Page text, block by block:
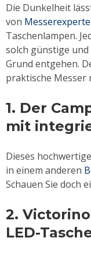
Die Dunkelheit
von
Taschenlampen.
solch günstige
Grund entgehen.
praktische Messer
1. Der
mit
Dieses
in einem anderen
Schauen Sie doch
2.
LED-